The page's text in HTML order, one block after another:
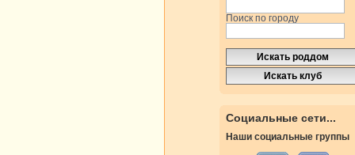
Поиск по городу
Социальные сети...
Наши социальные группы